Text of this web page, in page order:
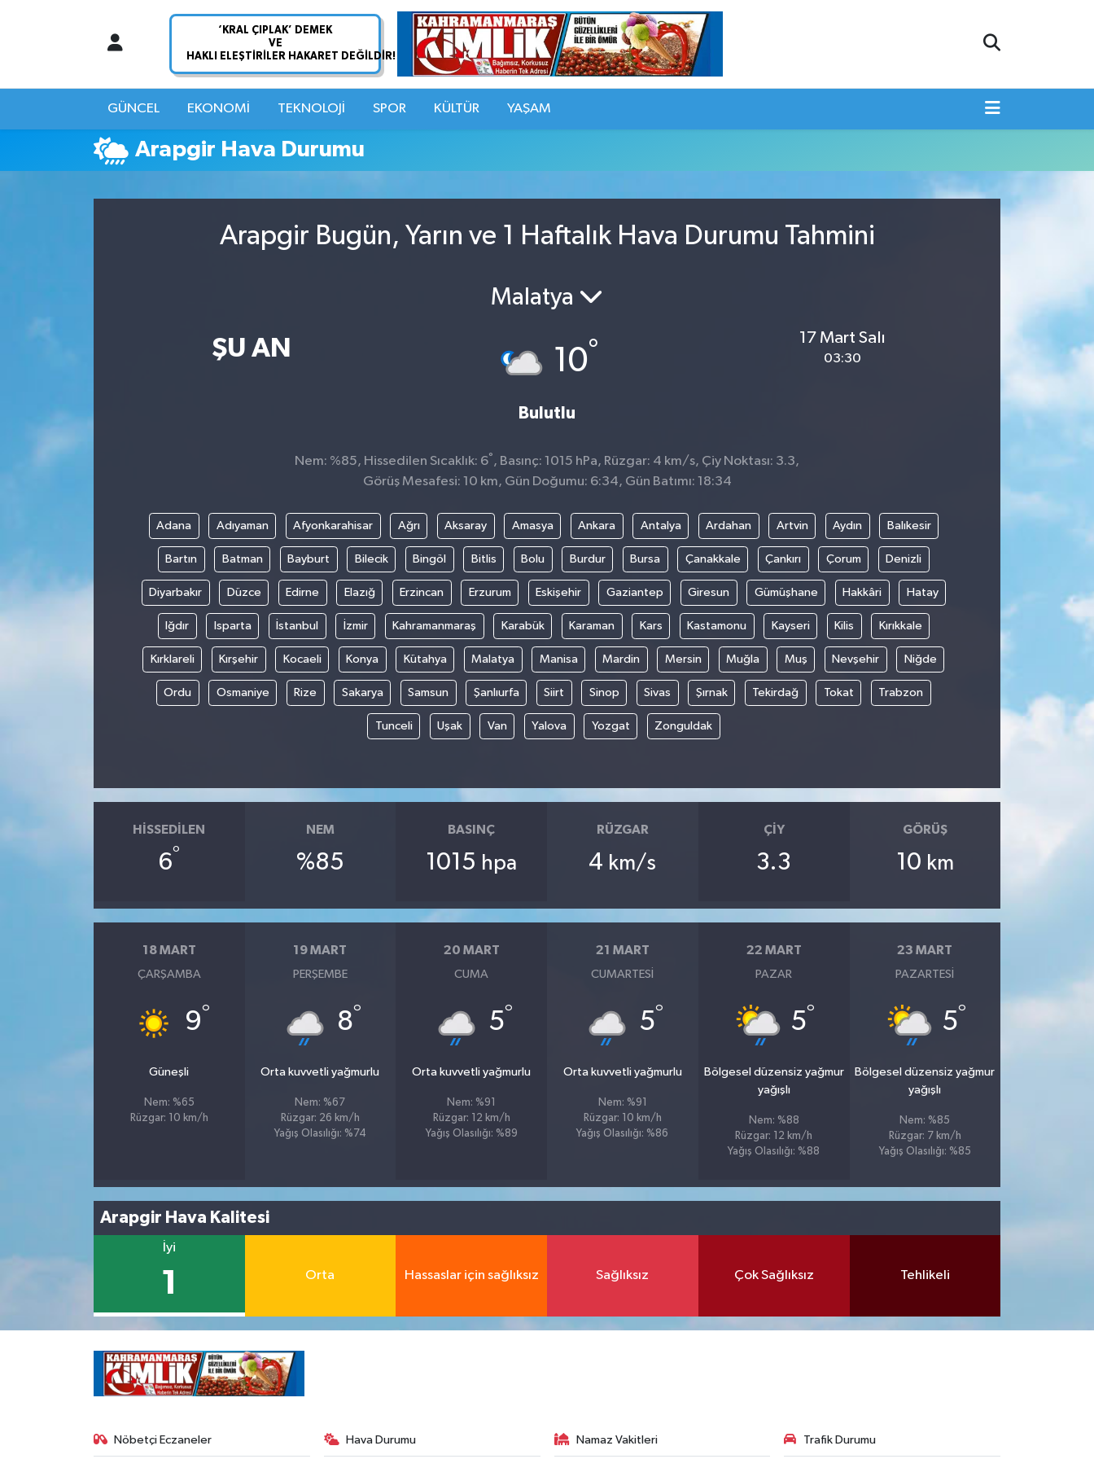
GÜNCEL EKONOMİ TEKNOLOJİ SPOR KÜLTÜR YAŞAM
Arapgir Hava Durumu
Arapgir Bugün, Yarın ve 1 Haftalık Hava Durumu Tahmini
ŞU AN
Malatya
10°
Bulutlu
17 Mart Salı
03:30
Nem: %85, Hissedilen Sıcaklık: 6° , Basınç: 1015 hPa, Rüzgar: 4 km/s, Çiy Noktası: 3.3,
Görüş Mesafesi: 10 km, Gün Doğumu: 6:34, Gün Batımı: 18:34
Adana Adıyaman Afyonkarahisar Ağrı Aksaray Amasya Ankara Antalya Ardahan Artvin Aydın Balıkesir
Bartın Batman Bayburt Bilecik Bingöl Bitlis Bolu Burdur Bursa Çanakkale Çankırı Çorum Denizli
Diyarbakır Düzce Edirne Elazığ Erzincan Erzurum Eskişehir Gaziantep Giresun Gümüşhane Hakkâri Hatay
Iğdır Isparta İstanbul İzmir Kahramanmaraş Karabük Karaman Kars Kastamonu Kayseri Kilis Kırıkkale
Kırklareli Kırşehir Kocaeli Konya Kütahya Malatya Manisa Mardin Mersin Muğla Muş Nevşehir Niğde
Ordu Osmaniye Rize Sakarya Samsun Şanlıurfa Siirt Sinop Sivas Şırnak Tekirdağ Tokat Trabzon
Tunceli Uşak Van Yalova Yozgat Zonguldak
HISSEDILEN
6°
NEM
%85
BASINÇ
1015 hpa
RÜZGAR
4 km/s
ÇIY
3.3
GÖRÜŞ
10 km
18 MART
ÇARŞAMBA
9°
Güneşli
Nem: %65
Rüzgar: 10 km/h
19 MART
PERŞEMBE
8°
Orta kuvvetli yağmurlu
Nem: %67
Rüzgar: 26 km/h
Yağış Olasılığı: %74
20 MART
CUMA
5°
Orta kuvvetli yağmurlu
Nem: %91
Rüzgar: 12 km/h
Yağış Olasılığı: %89
21 MART
CUMARTESI
5°
Orta kuvvetli yağmurlu
Nem: %91
Rüzgar: 10 km/h
Yağış Olasılığı: %86
22 MART
PAZAR
5°
Bölgesel düzensiz yağmur
yağışlı
Nem: %88
Rüzgar: 12 km/h
Yağış Olasılığı: %88
23 MART
PAZARTESI
5°
Bölgesel düzensiz yağmur
yağışlı
Nem: %85
Rüzgar: 7 km/h
Yağış Olasılığı: %85
Arapgir Hava Kalitesi
İyi
1 Orta Hassaslar için sağlıksız Sağlıksız Çok Sağlıksız Tehlikeli
Nöbetçi Eczaneler Hava Durumu Namaz Vakitleri Trafik Durumu
Hava Durumu
Namaz Vakitleri
Süper Lig Puan Durumu ve Fikstür